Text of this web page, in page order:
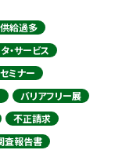
供給過多
・サービス
セミナー
バリアフリー展
不正請求
査報告書